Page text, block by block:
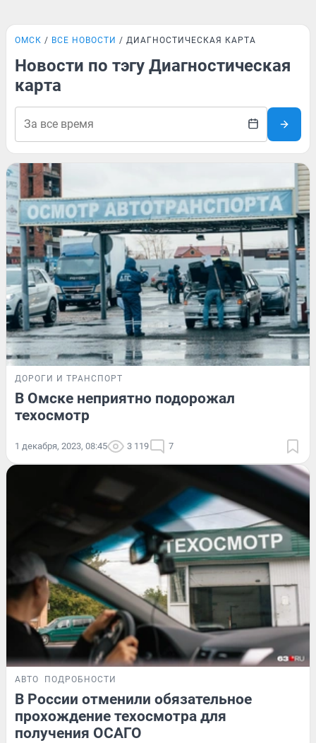
ОМСК ВСЕ НОВОСТИ ДИАГНОСТИЧЕСКАЯ КАРТА
Новости по тэгу Диагностическая
карта
ДОРОГИ И ТРАНСПОРТ
В Омске неприятно подорожал
техосмотр
1 декабря, 2023, 08:45 3 119 7
АВТО ПОДРОБНОСТИ
В России отменили обязательное
прохождение техосмотра для
получения ОСАГО